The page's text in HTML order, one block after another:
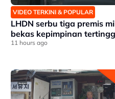
VIDEO TERKINI & POPULAR
LHDN serbu tiga premis
bekas kepimpinan
11 hours ago